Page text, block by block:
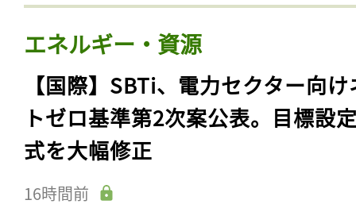
エネルギー・資源
【国際】SBTi、電力セクター向
トゼロ基準第2次案公表。目標設
式を大幅修正
16時間前